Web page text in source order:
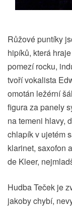
Růžové puntíky
hipíků, která
pomezí rocku,
tvoří vokalista
omotán ležérní
figura za panely
na temeni hlavy,
chlapík v ujetém
klarinet, saxofon
de Kleer,
Hudba Teček je
jakoby chybí,